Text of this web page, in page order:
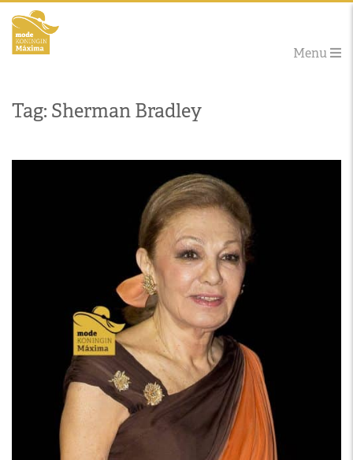
Menu
Tag: Sherman Bradley